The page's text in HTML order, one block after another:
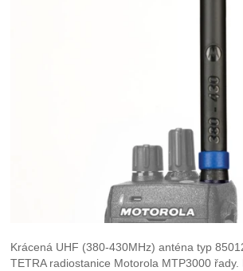
Krácená UHF (380-430MHz) anténa typ
TETRA radiostanice Motorola MTP3000 řady.